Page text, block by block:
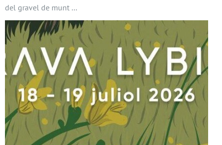
del gravel de munt …